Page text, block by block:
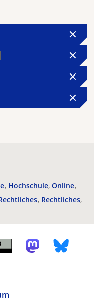
Hochschule Online
Rechtliches